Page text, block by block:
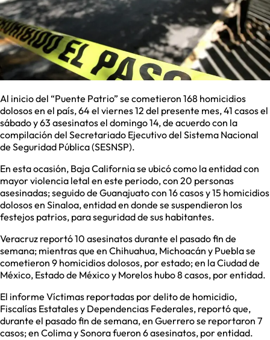
Al inicio del “Puente Patrio” se cometieron 168 homicidios
dolosos en el país, 64 el viernes 12 del presente mes, 41 casos el
sábado y 63 asesinatos el domingo 14, de acuerdo con la
compilación del Secretariado Ejecutivo del Sistema Nacional
de Seguridad Pública (SESNSP).
En esta ocasión, Baja California se ubicó como la entidad con
mayor violencia letal en este periodo, con 20 personas
asesinadas; seguido de Guanajuato con 16 casos y 15 homicidios
dolosos en Sinaloa, entidad en donde se suspendieron los
festejos patrios, para seguridad de sus habitantes.
Veracruz reportó 10 asesinatos durante el pasado fin de
semana; mientras que en Chihuahua, Michoacán y Puebla se
cometieron 9 homicidios dolosos, por estado; en la Ciudad de
México, Estado de México y Morelos hubo 8 casos, por entidad.
El informe Víctimas reportadas por delito de homicidio,
Fiscalías Estatales y Dependencias Federales, reportó que,
durante el pasado fin de semana, en Guerrero se reportaron 7
casos; en Colima y Sonora fueron 6 asesinatos, por entidad.